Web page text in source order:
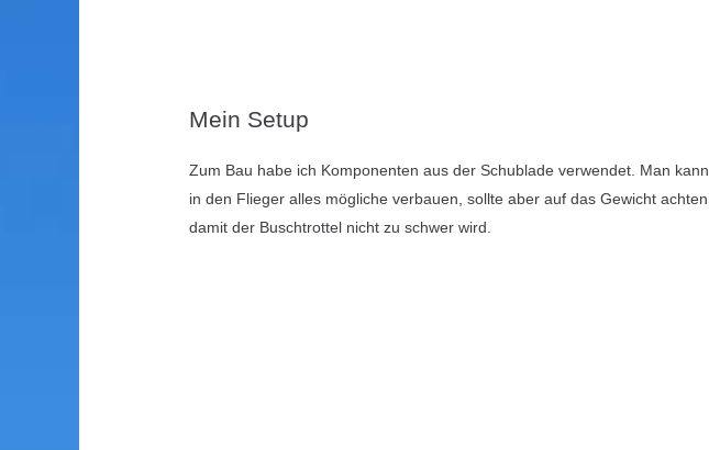
Mein Setup
Zum Bau habe ich Komponenten aus der Schublade verwendet. Man kann
in den Flieger alles mögliche verbauen, sollte aber auf das Gewicht achten
damit der Buschtrottel nicht zu schwer wird.